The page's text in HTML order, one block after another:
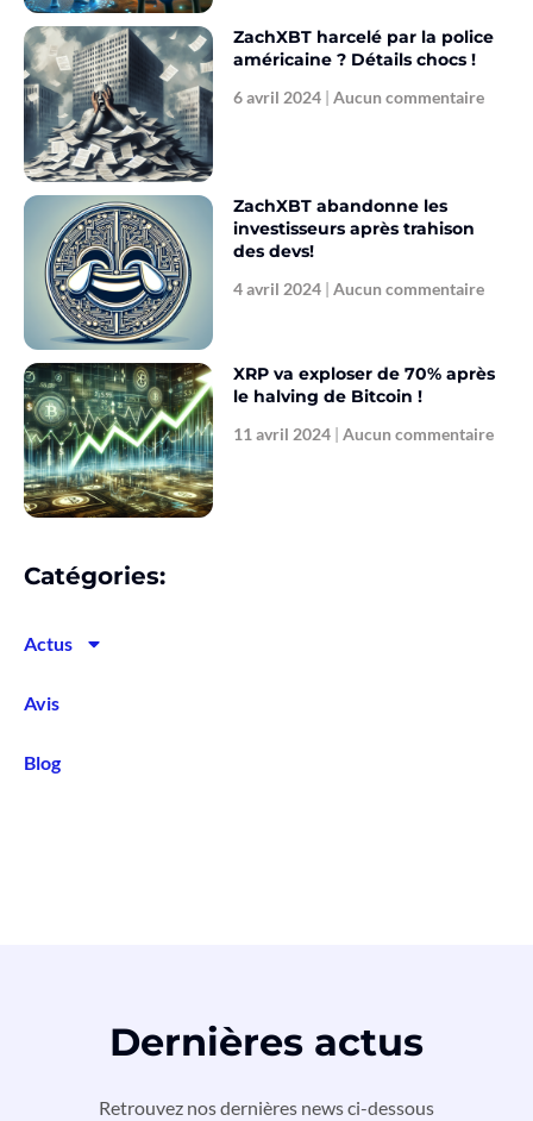
ZachXBT harcelé par la police
américaine ? Détails chocs !
6 avril 2024 Aucun commentaire
ZachXBT abandonne les
investisseurs après trahison
des devs!
4 avril 2024 Aucun commentaire
XRP va exploser de 70% après
le halving de Bitcoin !
11 avril 2024 Aucun commentaire
Catégories:
Actus
Avis
Blog
Dernières actus
Retrouvez nos dernières news ci-dessous